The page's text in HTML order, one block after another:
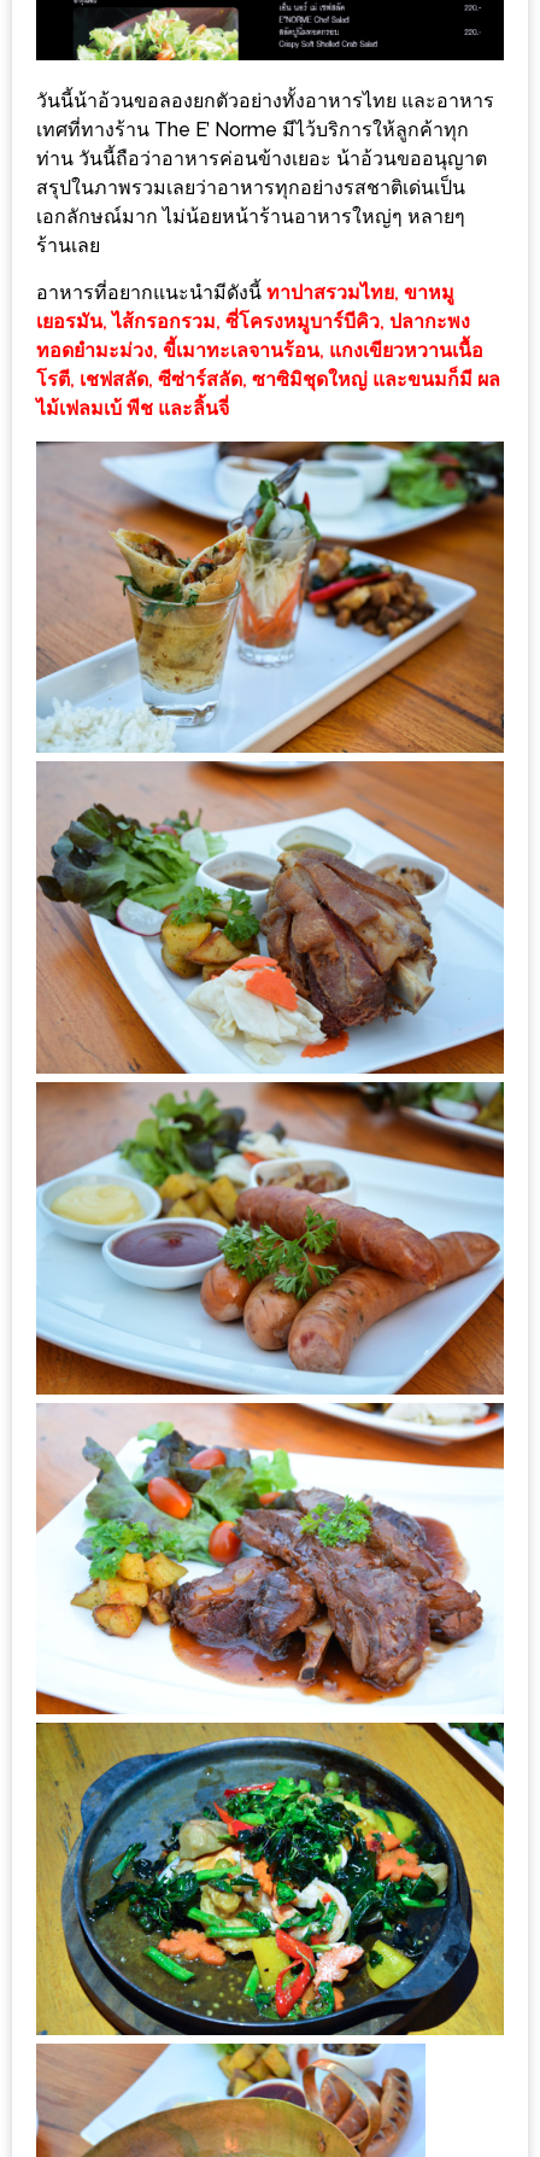
200
บาท
เบาะแส
ความ
อร่อย
รอย
น้า
อ้วน
ชวน
หิว
ติดต่อ
น้า
อ้วน
ติดต่อ
น้า
อ้วน
น้า
อ้วน
ชวน
คุย
นโยบาย
ความ
เป็น
ส่วน
ตัว
นโยบาย
ความ
เป็น
ส่วน
ตัว
ประกาศ
ผล
ผู้
โชค
ดี
กับ
น้า
อ้วน
ครั้ง
ที่
1
มา
ม่วน
กั๋น
บน
INSTAGRAM
รวม
โปร
โม
นวัน
แม่
วันนี้น้าอ้วนขอลองยกตัวอย่างทั้งอาหารไทย และอาหาร
เทศที่ทางร้าน The E’ Norme มีไว้บริการให้ลูกค้าทุก
ท่าน วันนี้ถือว่าอาหารค่อนข้างเยอะ น้าอ้วนขออนุญาต
สรุปในภาพรวมเลยว่าอาหารทุกอย่างรสชาติเด่นเป็น
เอกลักษณ์มาก ไม่น้อยหน้าร้านอาหารใหญ่ๆ หลายๆ
ร้านเลย
อาหารที่อยากแนะนำมีดังนี้ ทาปาสรวมไทย, ขาหมู
เยอรมัน, ไส้กรอกรวม, ซี่โครงหมูบาร์บีคิว, ปลากะพง
ทอดยำมะม่วง, ขี้เมาทะเลจานร้อน, แกงเขียวหวานเนื้อ
โรตี, เชฟสลัด, ซีซ่าร์สลัด, ซาซิมิชุดใหญ่ และขนมก็มี ผล
ไม้เฟลมเบ้ พีช และลิ้นจี่